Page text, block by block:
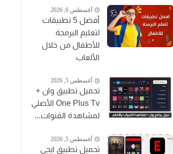
أغسطس 6, 2026
أفضل 5 تطبيقات
لتعليم البرمجة
للأطفال من خلال
الألعاب
أغسطس 5, 2026
تحميل تطبيق وان +
One Plus Tv الأصلي
لمشاهدة القنوات...
أغسطس 5, 2026
تحميل تطبيق ايجي